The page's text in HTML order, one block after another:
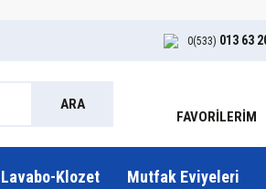
0(533) 013 63
ARA
FAVORİLERİM
Lavabo-Klozet Mutfak Eviyeleri